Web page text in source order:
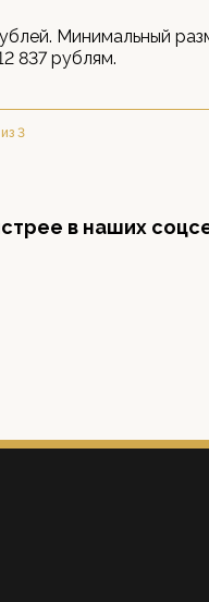
Минимальный
837 рублям.
3
в наших